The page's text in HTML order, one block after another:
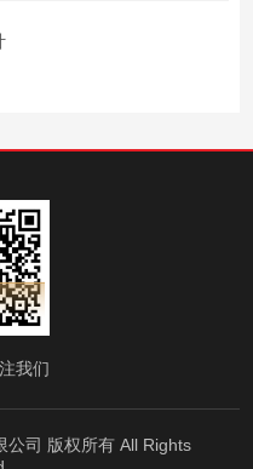
我们
司 版权所有 All Rights